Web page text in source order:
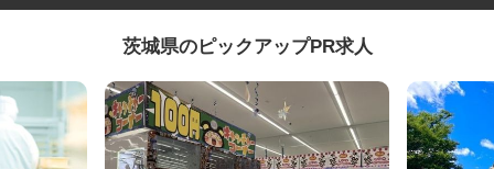
茨城県のピックアップPR求人